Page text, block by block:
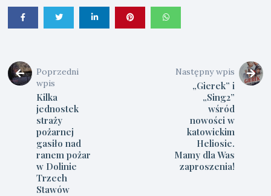
Poprzedni
wpis
Kilka
jednostek
straży
pożarnej
gasiło nad
ranem pożar
w Dolinie
Trzech
Stawów
Następny wpis
„Gierek” i
„Sing2”
wśród
nowości w
katowickim
Heliosie.
Mamy dla Was
zaproszenia!